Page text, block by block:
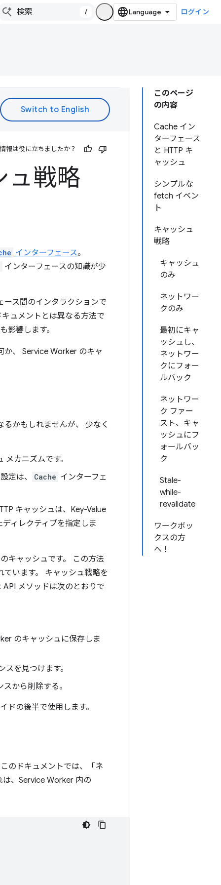
/ ログイン
このページ
の内容
Cache イン
ターフェース
と HTTP キ
ャッシュ
シンプルな
fetch イベン
ト
キャッシュ
戦略
キャッシュ
のみ
ネットワー
クのみ
最初にキャ
ッシュし、
ネットワー
クにフォー
ルバック
ネットワー
ク ファー
スト、キャ
ッシュにフ
ォールバッ
ク
Stale-
while-
revalidate
ワークボッ
クスの方
へ！
報は役に立ちましたか？
ュ戦略
インターフェース。
インターフェースの知識が少
ース間のインタラクションで
ュメントとは異なる方法で
影響します。
か、 Service Worker のキャ
かもしれませんが、 少なく
カニズムです。
定は、 Cache インターフェ
キャッシュは、Key-Value
ィレクティブを指定しま
キャッシュです。 この方法
います。 キャッシュ戦略を
メソッドは次のとおりで
のキャッシュに保存しま
を見つけます。
から削除する。
ドの後半で使用します。
のドキュメントでは、「ネ
、Service Worker 内の